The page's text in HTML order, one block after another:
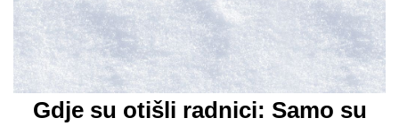
Gdje su otišli radnici: Samo su